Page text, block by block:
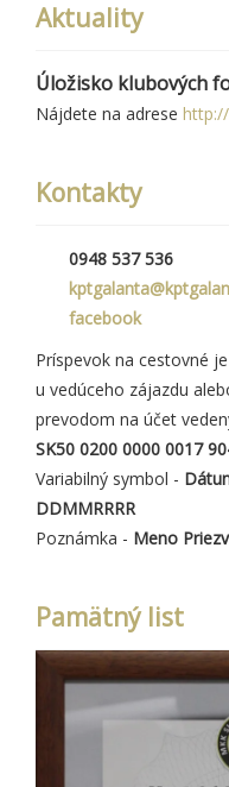
Aktuality
Úložisko klubových
Nájdete na adrese
Kontakty
0948 537 536
facebook
Príspevok na cestovné
u vedúceho zájazdu
prevodom na účet
SK50 0200 0000 0017
Variabilný symbol -
DDMMRRRR
Poznámka - Meno
Pamätný list